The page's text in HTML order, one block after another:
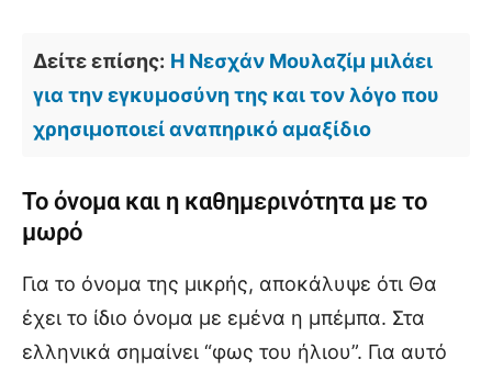
Δείτε επίσης: Η Νεσχάν Μουλαζίμ μιλάει
για την εγκυμοσύνη της και τον λόγο που
χρησιμοποιεί αναπηρικό αμαξίδιο
Το όνομα και η καθημερινότητα με το
μωρό
Για το όνομα της μικρής, αποκάλυψε ότι Θα
έχει το ίδιο όνομα με εμένα η μπέμπα. Στα
ελληνικά σημαίνει “φως του ήλιου”. Για αυτό